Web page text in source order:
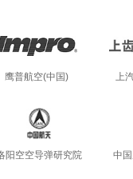
鹰普航空(中国) 上
阳空空导弹研究院 中